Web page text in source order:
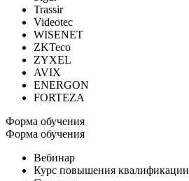
Trassir
Videotec
WISENET
ZKTeco
ZYXEL
AVIX
ENERGON
FORTEZA
Форма обучения
Форма обучения
Вебинар
Курс повышения квалификации